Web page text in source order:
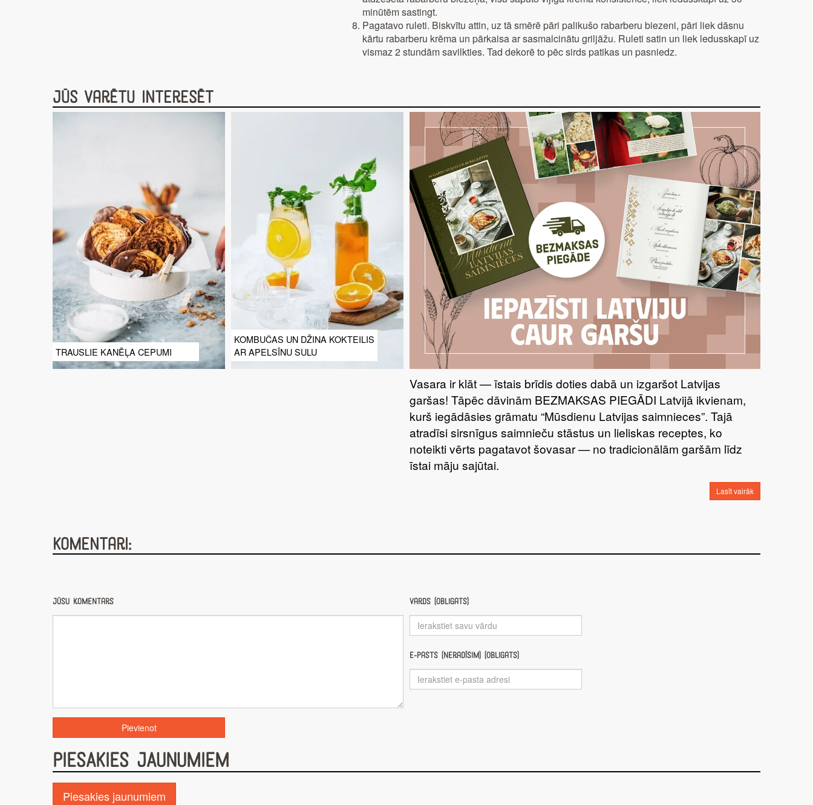
minūtēm sastingt.
Pagatavo ruleti. Biskvītu attin, uz tā smērē pāri palikušo rabarberu biezeni, pāri liek dāsnu
kārtu rabarberu krēma un pārkaisa ar sasmalcinātu griljāžu. Ruleti satin un liek ledusskapī uz
vismaz 2 stundām savilkties. Tad dekorē to pēc sirds patikas un pasniedz.
Jūs varētu interesēt
TRAUSLIE KANĒĻA CEPUMI
KOMBUČAS UN DŽINA KOKTEILIS
AR APELSĪNU SULU
Vasara ir klāt — īstais brīdis doties dabā un izgaršot Latvijas
garšas! Tāpēc dāvinām BEZMAKSAS PIEGĀDI Latvijā ikvienam,
kurš iegādāsies grāmatu “Mūsdienu Latvijas saimnieces”. Tajā
atradīsi sirsnīgus saimnieču stāstus un lieliskas receptes, ko
noteikti vērts pagatavot šovasar — no tradicionālām garšām līdz
īstai māju sajūtai.
Lasīt vairāk
Komentāri:
Jūsu komentārs Vārds (obligāts)
E-pasts (nerādīsim) (obligāts)
PIESAKIES JAUNUMIEM
Piesakies jaunumiem